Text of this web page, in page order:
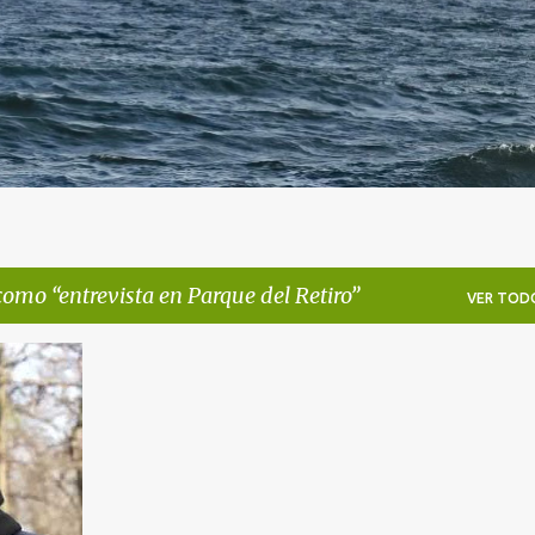
entrevista en Parque del Retiro VER
+